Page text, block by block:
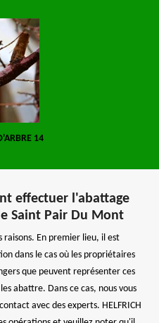
14
effectuer l'abattage
Saint Pair Du Mont
raisons. En premier lieu, il est
dans le cas où les propriétaires
que peuvent représenter ces
abattre. Dans ce cas, nous vous
avec des experts. HELFRICH